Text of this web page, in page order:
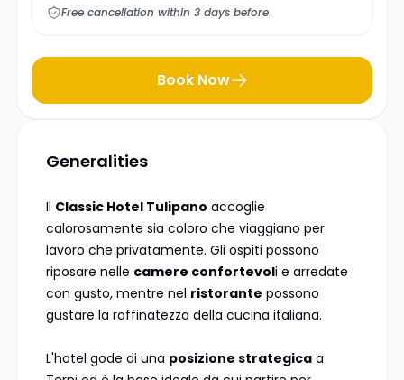
Free cancellation within 3 days before
Book Now
Generalities
Il Classic Hotel Tulipano accoglie
calorosamente sia coloro che viaggiano per
lavoro che privatamente. Gli ospiti possono
riposare nelle camere confortevoli e arredate
con gusto, mentre nel ristorante possono
gustare la raffinatezza della cucina italiana.
L'hotel gode di una posizione strategica a